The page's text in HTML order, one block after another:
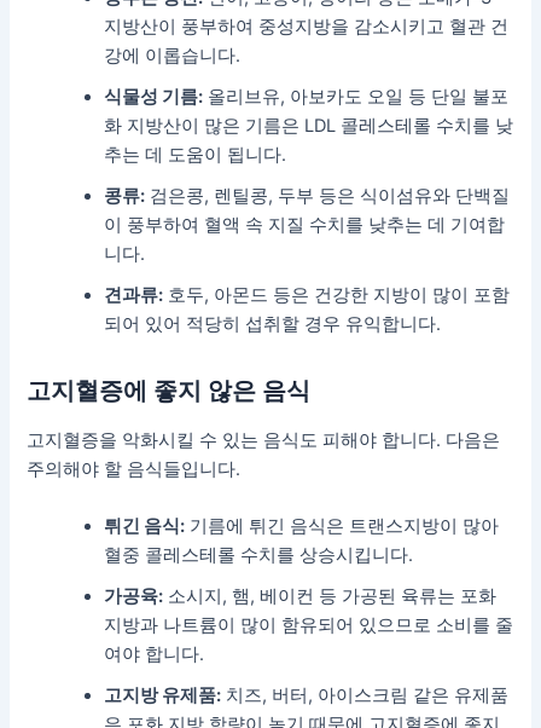
지방산이 풍부하여 중성지방을 감소시키고 혈관 건
강에 이롭습니다.
식물성 기름: 올리브유, 아보카도 오일 등 단일 불포
화 지방산이 많은 기름은 LDL 콜레스테롤 수치를 낮
추는 데 도움이 됩니다.
콩류: 검은콩, 렌틸콩, 두부 등은 식이섬유와 단백질
이 풍부하여 혈액 속 지질 수치를 낮추는 데 기여합
니다.
견과류: 호두, 아몬드 등은 건강한 지방이 많이 포함
되어 있어 적당히 섭취할 경우 유익합니다.
고지혈증에 좋지 않은 음식
고지혈증을 악화시킬 수 있는 음식도 피해야 합니다. 다음은
주의해야 할 음식들입니다.
튀긴 음식: 기름에 튀긴 음식은 트랜스지방이 많아
혈중 콜레스테롤 수치를 상승시킵니다.
가공육: 소시지, 햄, 베이컨 등 가공된 육류는 포화
지방과 나트륨이 많이 함유되어 있으므로 소비를 줄
여야 합니다.
고지방 유제품: 치즈, 버터, 아이스크림 같은 유제품